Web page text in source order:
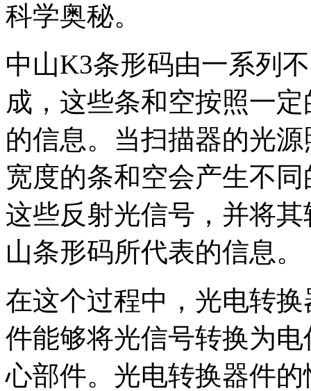
科学奥秘。
中山K3条形码由一系列
成，这些条和空按照一
的信息。当扫描器的光源
宽度的条和空会产生不
这些反射光信号，并将
山条形码所代表的信息。
在这个过程中，光电转
件能够将光信号转换为
心部件。光电转换器件